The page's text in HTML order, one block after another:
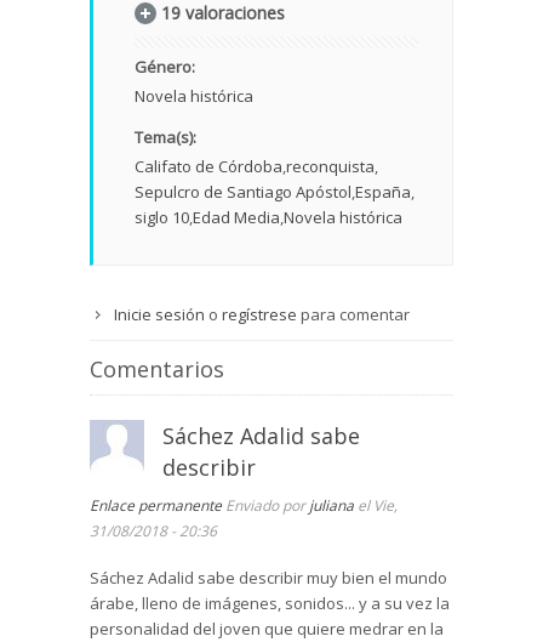
19 valoraciones
Género:
Novela histórica
Tema(s):
Califato de Córdoba reconquista
Sepulcro de Santiago Apóstol España
siglo 10Edad Media Novela histórica
Inicie sesión o regístrese para comentar
Comentarios
Sáchez Adalid sabe
describir
Enlace permanente Enviado porjuliana el Vie,
31/08/2018 - 20:36
Sáchez Adalid sabe describir muy bien el mundo
árabe, lleno de imágenes, sonidos... y a su vez la
personalidad del joven que quiere medrar en la